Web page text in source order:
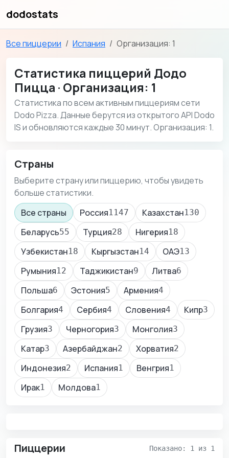
dodostats
Все пиццерии Испания Организация: 1
Статистика пиццерий Додо
Пицца · Организация: 1
Статистика по всем активным пиццериям сети
Dodo Pizza. Данные берутся из открытого API Dodo
IS и обновляются каждые 30 минут. Организация: 1.
Страны
Выберите страну или пиццерию, чтобы увидеть
больше статистики.
Все страны
Россия1147 Казахстан130
Беларусь55 Турция28 Нигерия18
Узбекистан18 Кыргызстан14 ОАЭ13
Румыния12 Таджикистан9 Литва6
Польша6 Эстония5 Армения4
Болгария4 Сербия4 Словения4 Кипр3
Грузия3 Черногория3 Монголия3
Катар3 Азербайджан2 Хорватия2
Индонезия2 Испания1 Венгрия1
Ирак1 Молдова1
Пиццерии Показано: 1 из 1